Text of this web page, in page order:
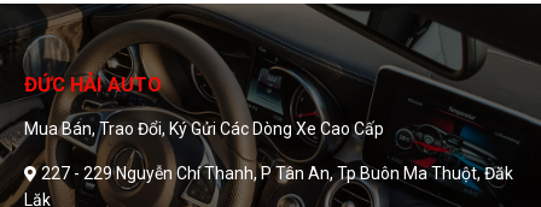
ĐỨC HẢI AUTO
Mua Bán, Trao Đổi, Ký Gửi Các Dòng Xe Cao Cấp
227 - 229 Nguyễn Chí Thanh, P Tân An, Tp Buôn Ma Thuột, Đăk
Lăk